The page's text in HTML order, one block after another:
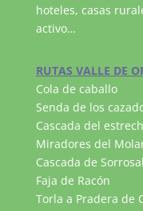
hoteles, casas
activo…
RUTAS VALLE DE
Cola de caballo
Senda de los
Cascada del
Miradores del
Cascada de Sorrosal
Faja de Racón
Torla a Pradera de